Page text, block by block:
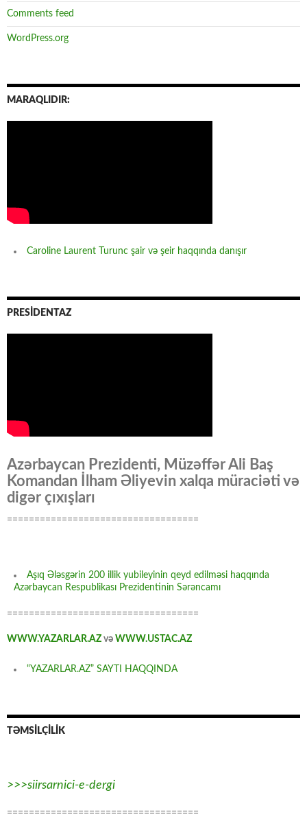
Comments feed
WordPress.org
MARAQLIDIR:
Caroline Laurent Turunc şair və şeir haqqında danışır
PRESİDENTAZ
Azərbaycan Prezidenti, Müzəffər Ali Baş
Komandan İlham Əliyevin xalqa müraciəti və
digər çıxışları
===================================
Aşıq Ələsgərin 200 illik yubileyinin qeyd edilməsi haqqında
Azərbaycan Respublikası Prezidentinin Sərəncamı
===================================
WWW.YAZARLAR.AZ və WWW.USTAC.AZ
“YAZARLAR.AZ” SAYTI HAQQINDA
TƏMSİLÇİLİK
>>>siirsarnici-e-dergi
===================================